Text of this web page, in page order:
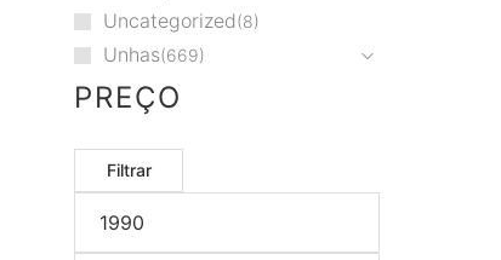
Uncategorized 8
Unhas 669
PREÇO
Filtrar